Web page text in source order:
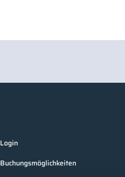
Login
Buchungsmöglichkeiten